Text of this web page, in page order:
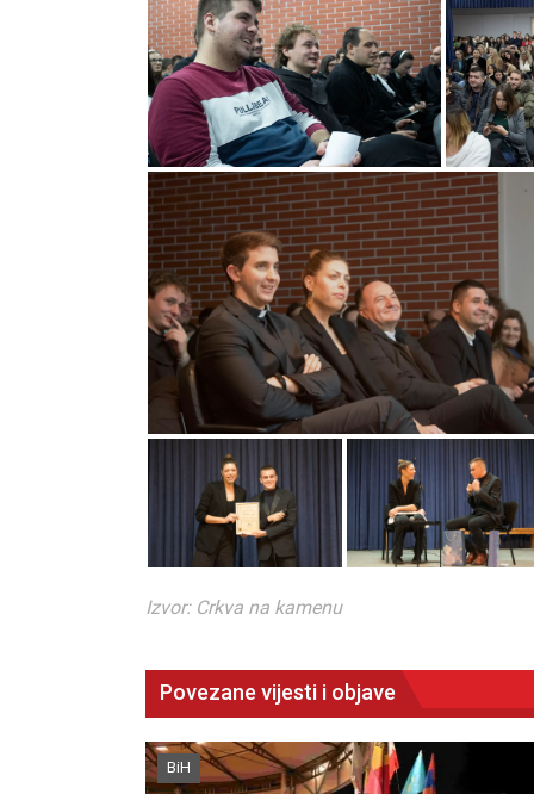
Izvor: Crkva na kamenu
Povezane vijesti i objave
BiH